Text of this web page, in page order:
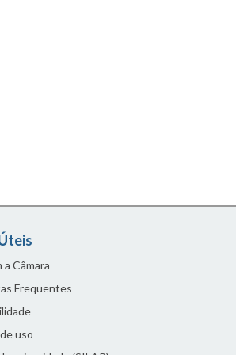
a Câmara
Frequentes
uso